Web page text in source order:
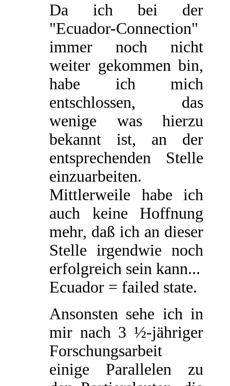
Da ich bei der
"Ecuador-Connection"
immer noch nicht
weiter gekommen bin,
habe ich mich
entschlossen, das
wenige was hierzu
bekannt ist, an der
entsprechenden Stelle
einzuarbeiten.
Mittlerweile habe ich
auch keine Hoffnung
mehr, daß ich an dieser
Stelle irgendwie noch
erfolgreich sein kann...
Ecuador = failed state.
Ansonsten sehe ich in
mir nach 3 ½-jähriger
Forschungsarbeit
einige Parallelen zu